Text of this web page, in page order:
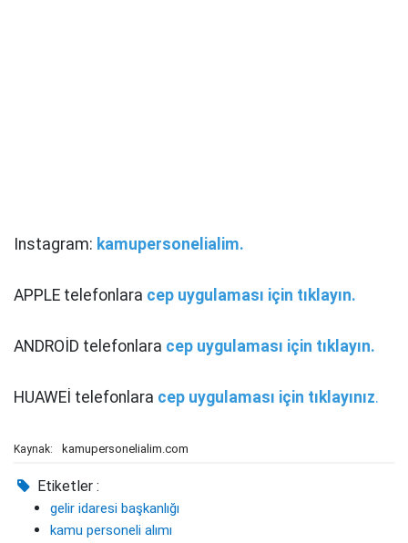
Instagram: kamupersonelialim.
APPLE telefonlara cep uygulaması için tıklayın.
ANDROİD telefonlara cep uygulaması için tıklayın.
HUAWEİ telefonlara cep uygulaması için tıklayınız.
Kaynak: kamupersonelialim.com
Etiketler :
gelir idaresi başkanlığı
kamu personeli alımı